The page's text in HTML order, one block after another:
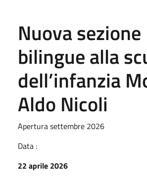
Nuova sezione
bilingue alla
dell’infanzia
Aldo Nicoli
Apertura settembre 2026
Data :
22 aprile 2026